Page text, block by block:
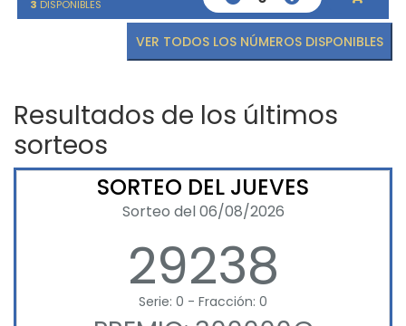
3 DISPONIBLES
VER TODOS LOS NÚMEROS DISPONIBLES
Resultados de los últimos
sorteos
SORTEO DEL JUEVES
Sorteo del 06/08/2026
29238
Serie: 0 - Fracción: 0